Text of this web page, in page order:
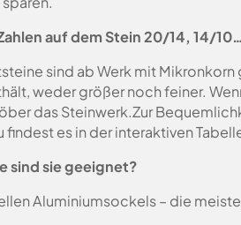
auf dem Stein 20/14, 14/
sind ab Werk mit
weder größer noch feiner.
das Steinwerk.Zur
findest es in der interaktiven
sind sie geeignet?
Aluminiumsockels – die